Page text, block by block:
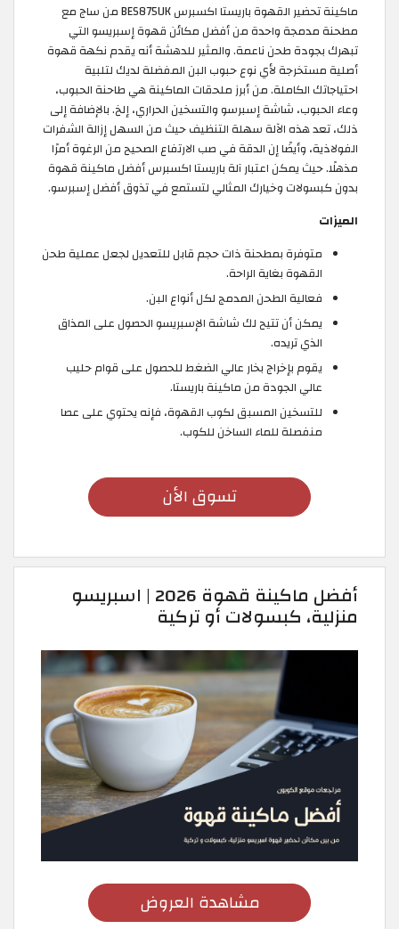
ماكينة تحضير القهوة باريستا اكسبرس BES875UK من ساج مع
مطحنة مدمجة واحدة من أفضل مكائن قهوة إسبريسو التي
تبهرك بجودة طحن ناعمة. والمثير للدهشة أنه يقدم نكهة قهوة
أصلية مستخرجة لأي نوع حبوب البن المفضلة لديك لتلبية
احتياجاتك الكاملة. من أبرز ملحقات الماكينة هي طاحنة الحبوب،
وعاء الحبوب، شاشة إسبرسو والتسخين الحراري، إلخ. بالإضافة إلى
ذلك، تعد هذه الآلة سهلة التنظيف حيث من السهل إزالة الشفرات
الفولاذية، وأيضًا إن الدقة في صب الارتفاع الصحيح من الرغوة أمرًا
مذهلًا. حيث يمكن اعتبار آلة باريستا اكسبرس أفضل ماكينة قهوة
بدون كبسولات وخيارك المثالي لتستمع في تذوق أفضل إسبرسو.
الميزات
متوفرة بمطحنة ذات حجم قابل للتعديل لجعل عملية طحن
القهوة بغاية الراحة.
فعالية الطحن المدمج لكل أنواع البن.
يمكن أن تتيح لك شاشة الإسبريسو الحصول على المذاق
الذي تريده.
يقوم بإخراج بخار عالي الضغط للحصول على قوام حليب
عالي الجودة من ماكينة باريستا.
للتسخين المسبق لكوب القهوة، فإنه يحتوي على عصا
منفصلة للماء الساخن للكوب.
تسوق الأن
أفضل ماكينة قهوة 2026 | اسبريسو
منزلية، كبسولات أو تركية
مشاهدة العروض